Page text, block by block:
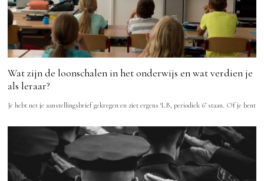
Wat zijn de loonschalen in het onderwijs en wat verdien je
als leraar?
Je hebt net je aanstellingsbrief gekregen en ziet ergens ‘LB, periodiek 6’ staan. Of je bent